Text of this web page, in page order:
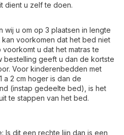
dient u zelf te doen.
wij u om op 3 plaatsen in lengte
voorkomen dat het bed niet
u dat het matras te
bestelling geeft u dan de kortste
Voor kinderenbedden met
a 2 cm hoger is dan de
(instap gedeelte bed), is het
te stappen van het bed.
Is dit een rechte lijn dan is een